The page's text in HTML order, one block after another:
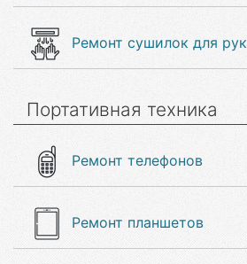
Ремонт сушилок для рук
Портативная техника
Ремонт телефонов
Ремонт планшетов